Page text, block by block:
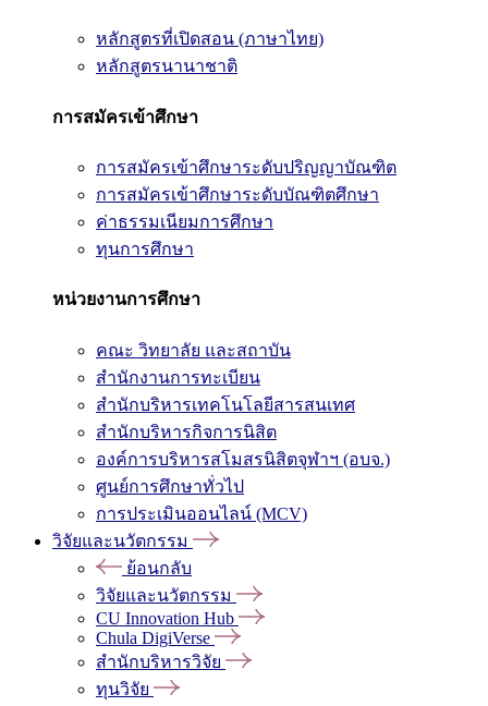
หลักสูตรที่เปิดสอน (ภาษาไทย)
หลักสูตรนานาชาติ
การสมัครเข้าศึกษา
การสมัครเข้าศึกษาระดับปริญญาบัณฑิต
การสมัครเข้าศึกษาระดับบัณฑิตศึกษา
ค่าธรรมเนียมการศึกษา
ทุนการศึกษา
หน่วยงานการศึกษา
คณะ วิทยาลัย และสถาบัน
สำนักงานการทะเบียน
สำนักบริหารเทคโนโลยีสารสนเทศ
สำนักบริหารกิจการนิสิต
องค์การบริหารสโมสรนิสิตจุฬาฯ (อบจ.)
ศูนย์การศึกษาทั่วไป
การประเมินออนไลน์ (MCV)
วิจัยและนวัตกรรม
ย้อนกลับ
วิจัยและนวัตกรรม
CU Innovation Hub
Chula DigiVerse
สำนักบริหารวิจัย
ทุนวิจัย